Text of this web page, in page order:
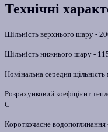
Технічні
Щільність верхнього шару -
Щільність нижнього шару -
Номінальна середня щільність
Розрахунковий коефіцієнт
С
Короткочасне водопоглинання